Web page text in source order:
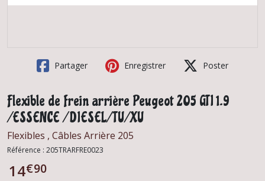
Partager Enregistrer Poster
Flexible de frein arrière Peugeot 205 GTI 1.9
/ESSENCE / DIESEL/TU/XU
Flexibles , Câbles Arrière 205
Référence : 205TRARFRE0023
14€90